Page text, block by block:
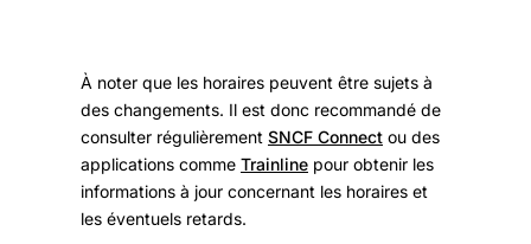
À noter que les horaires peuvent être sujets à
des changements. Il est donc recommandé de
consulter régulièrement SNCF Connect ou des
applications comme Trainline pour obtenir les
informations à jour concernant les horaires et
les éventuels retards.